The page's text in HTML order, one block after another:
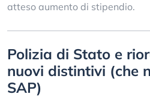
atteso aumento di stipendio.
Polizia di Stato e
nuovi distintivi (che
SAP)